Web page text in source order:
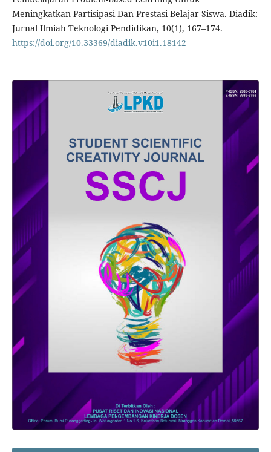
Meningkatkan Partisipasi Dan Prestasi Belajar Siswa. Diadik:
Jurnal Ilmiah Teknologi Pendidikan, 10(1), 167–174.
https://doi.org/10.33369/diadik.v10i1.18142